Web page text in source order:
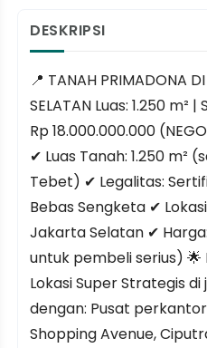
DESKRIPSI
📍 TANAH PRIMADONA
SELATAN Luas: 1.250 m²
Rp 18.000.000.000
✔ Luas Tanah: 1.250 m²
Tebet) ✔ Legalitas:
Bebas Sengketa ✔
Jakarta Selatan ✔
untuk pembeli serius) 🌟
Lokasi Super Strategis
dengan: Pusat
Shopping Avenue,